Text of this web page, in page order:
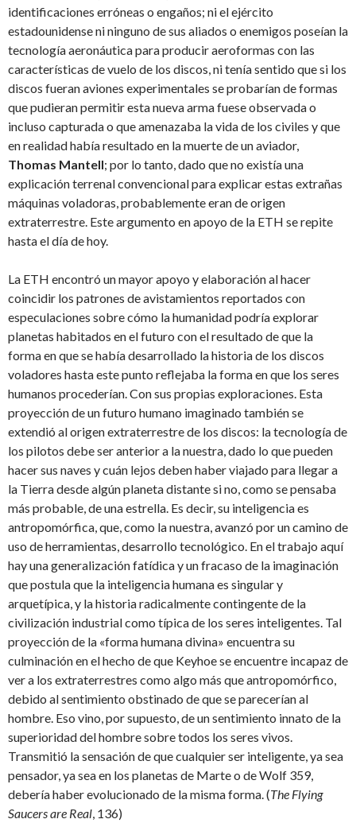
identificaciones erróneas o engaños; ni el ejército
estadounidense ni ninguno de sus aliados o enemigos poseían la
tecnología aeronáutica para producir aeroformas con las
características de vuelo de los discos, ni tenía sentido que si los
discos fueran aviones experimentales se probarían de formas
que pudieran permitir esta nueva arma fuese observada o
incluso capturada o que amenazaba la vida de los civiles y que
en realidad había resultado en la muerte de un aviador,
Thomas Mantell; por lo tanto, dado que no existía una
explicación terrenal convencional para explicar estas extrañas
máquinas voladoras, probablemente eran de origen
extraterrestre. Este argumento en apoyo de la ETH se repite
hasta el día de hoy.
La ETH encontró un mayor apoyo y elaboración al hacer
coincidir los patrones de avistamientos reportados con
especulaciones sobre cómo la humanidad podría explorar
planetas habitados en el futuro con el resultado de que la
forma en que se había desarrollado la historia de los discos
voladores hasta este punto reflejaba la forma en que los seres
humanos procederían. Con sus propias exploraciones. Esta
proyección de un futuro humano imaginado también se
extendió al origen extraterrestre de los discos: la tecnología de
los pilotos debe ser anterior a la nuestra, dado lo que pueden
hacer sus naves y cuán lejos deben haber viajado para llegar a
la Tierra desde algún planeta distante si no, como se pensaba
más probable, de una estrella. Es decir, su inteligencia es
antropomórfica, que, como la nuestra, avanzó por un camino de
uso de herramientas, desarrollo tecnológico. En el trabajo aquí
hay una generalización fatídica y un fracaso de la imaginación
que postula que la inteligencia humana es singular y
arquetípica, y la historia radicalmente contingente de la
civilización industrial como típica de los seres inteligentes. Tal
proyección de la «forma humana divina» encuentra su
culminación en el hecho de que Keyhoe se encuentre incapaz de
ver a los extraterrestres como algo más que antropomórfico,
debido al sentimiento obstinado de que se parecerían al
hombre. Eso vino, por supuesto, de un sentimiento innato de la
superioridad del hombre sobre todos los seres vivos.
Transmitió la sensación de que cualquier ser inteligente, ya sea
pensador, ya sea en los planetas de Marte o de Wolf 359,
debería haber evolucionado de la misma forma. (The Flying
Saucers are Real, 136)